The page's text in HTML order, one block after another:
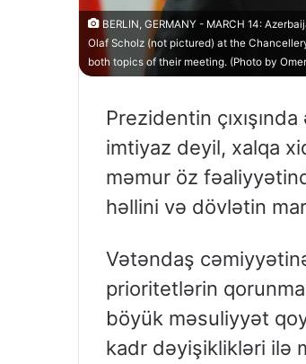
BERLIN, GERMANY - MARCH 14:
Olaf Scholz (not pictured) at the
both topics of their meeting. (Photo by
Prezidentin
imtiyaz deyil, xalqa
məmur öz
həllini və dövlətin
Vətəndaş
prioritetlərin
böyük məsuliyyət
kadr dəyişiklikləri ilə